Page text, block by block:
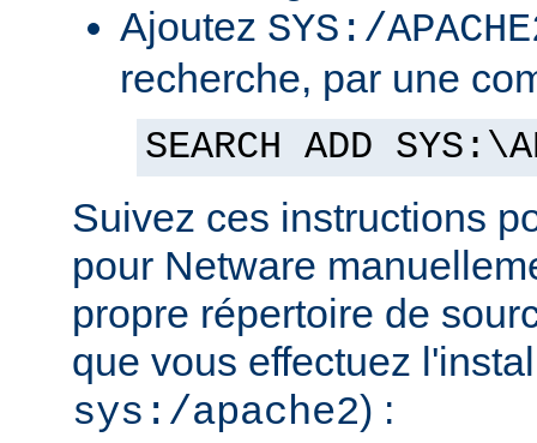
Ajoutez SYS:/
recherche, par une
SEARCH ADD
Suivez ces instructions
pour Netware
propre répertoire de
que vous effectuez
sys:/apache2) :